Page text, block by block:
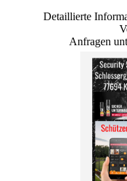
Detaillierte
Anfragen